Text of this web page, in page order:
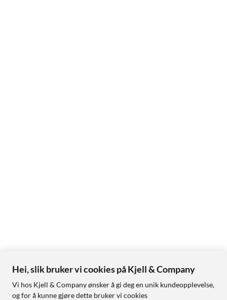
Hei, slik bruker vi cookies på Kjell & Company
Vi hos Kjell & Company ønsker å gi deg en unik kundeopplevelse,
og for å kunne gjøre dette bruker vi cookies